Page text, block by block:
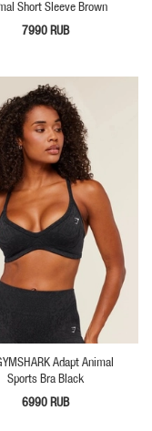
Short Sleeve Brown
7990 RUB
Adapt Animal
Sports Bra Black
6990 RUB